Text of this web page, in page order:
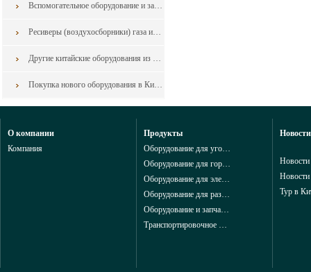
Вспомогательное оборудование и запчасти в горной промышленности из Китая
Ресиверы (воздухосборники) газа из Китая
Другие китайские оборудования из Китая
Покупка нового оборудования в Китае: как свести к минимуму риски контракта
О компании
Компания
Продукты
Оборудование для угольной промышленности из Китая
Оборудование для горнодобывающей промышленности из Китая
Оборудование для электроэнергетики из Китая
Оборудование для разведки и геологоразведки и запчасти в горной промышленности из китая
Оборудование и запчасти для добычи в горной промышленности из китая
Транспортировочное и конвейерные оборудование для горной промышленности из китая
Новости
Новости
Новости
Тур в